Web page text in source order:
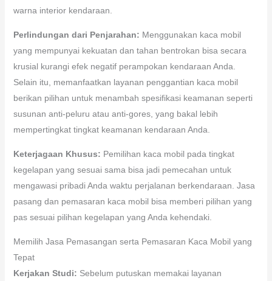
warna interior kendaraan.
Perlindungan dari Penjarahan: Menggunakan kaca mobil
yang mempunyai kekuatan dan tahan bentrokan bisa secara
krusial kurangi efek negatif perampokan kendaraan Anda.
Selain itu, memanfaatkan layanan penggantian kaca mobil
berikan pilihan untuk menambah spesifikasi keamanan seperti
susunan anti-peluru atau anti-gores, yang bakal lebih
mempertingkat tingkat keamanan kendaraan Anda.
Keterjagaan Khusus: Pemilihan kaca mobil pada tingkat
kegelapan yang sesuai sama bisa jadi pemecahan untuk
mengawasi pribadi Anda waktu perjalanan berkendaraan. Jasa
pasang dan pemasaran kaca mobil bisa memberi pilihan yang
pas sesuai pilihan kegelapan yang Anda kehendaki.
Memilih Jasa Pemasangan serta Pemasaran Kaca Mobil yang
Tepat
Kerjakan Studi: Sebelum putuskan memakai layanan